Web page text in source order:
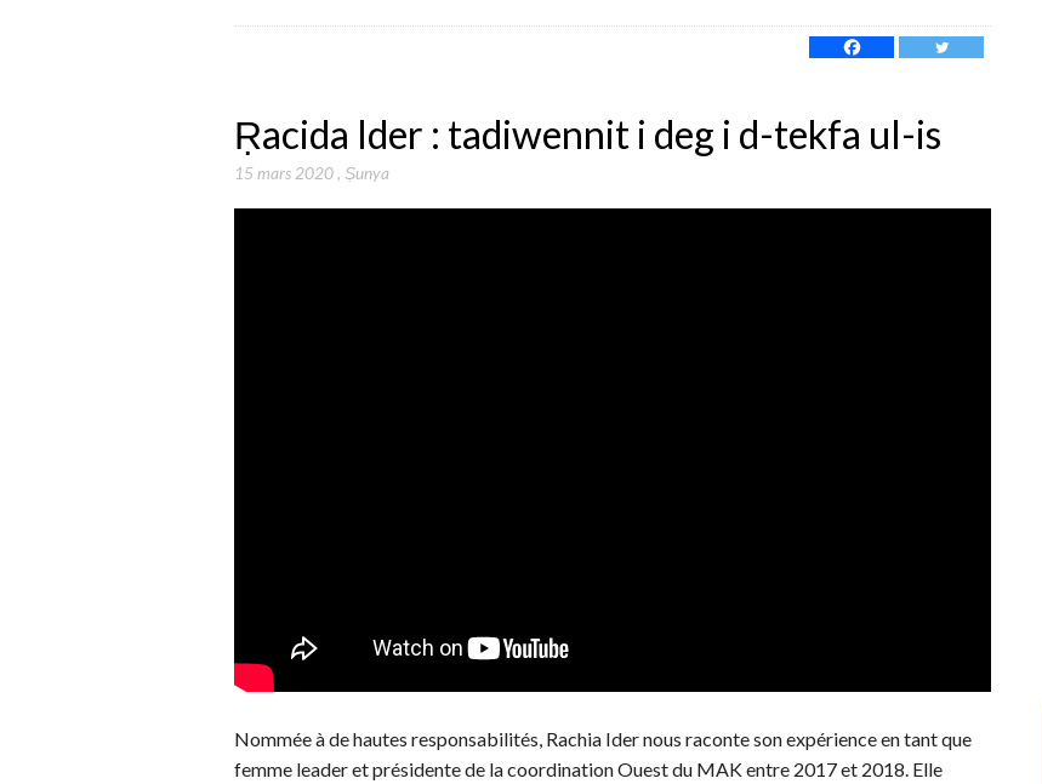
Ṛacida Ider : tadiwennit i deg i d-tekfa ul-is
15 mars 2020,Ṣunya
Nommée à de hautes responsabilités, Rachia Ider nous raconte son expérience en tant que
femme leader et présidente de la coordination Ouest du MAK entre 2017 et 2018. Elle